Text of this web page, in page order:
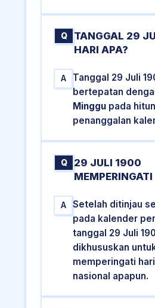
Q
TANGGAL 29
HARI APA?
A
Tanggal 29 Juli
bertepatan
Minggu pada
penanggalan
Q
29 JULI 1900
A
Setelah ditinjau
pada kalender
tanggal 29 Juli
dikhususkan
memperingati
nasional apapun.